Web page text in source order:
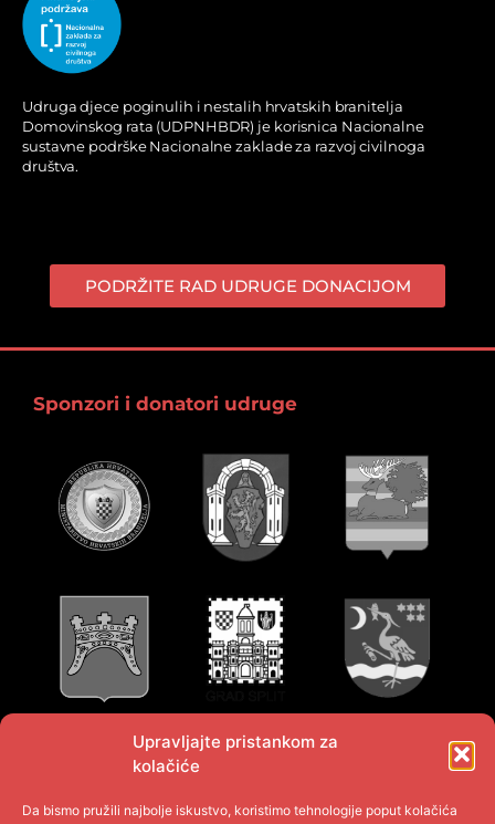
Upravljajte pristankom za
kolačiće
Da bismo pružili najbolje iskustvo, koristimo tehnologije poput kolačića
Udruga djece poginulih i nestalih hrvatskih branitelja
Domovinskog rata (UDPNHBDR) je korisnica Nacionalne
sustavne podrške Nacionalne zaklade za razvoj civilnoga
društva.
PODRŽITE RAD UDRUGE DONACIJOM
Sponzori i donatori udruge